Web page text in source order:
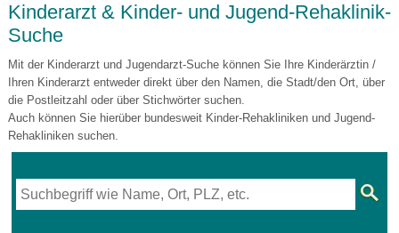
Kinderarzt & Kinder- und Jugend-Rehaklinik-
Suche
Mit der Kinderarzt und Jugendarzt-Suche können Sie Ihre Kinderärztin /
Ihren Kinderarzt entweder direkt über den Namen, die Stadt/den Ort, über
die Postleitzahl oder über Stichwörter suchen.
Auch können Sie hierüber bundesweit Kinder-Rehakliniken und Jugend-
Rehakliniken suchen.